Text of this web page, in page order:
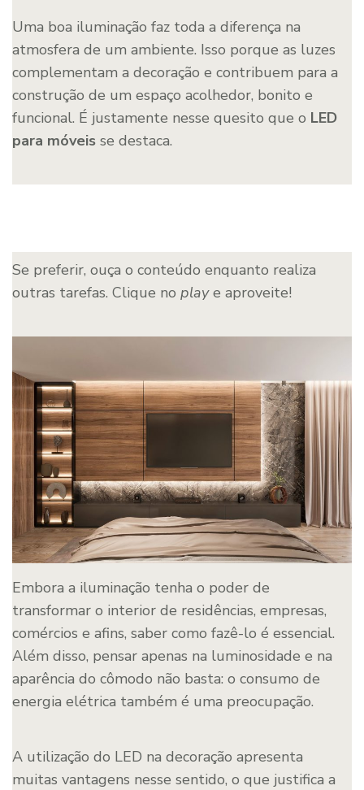
Uma boa iluminação faz toda a diferença na
atmosfera de um ambiente. Isso porque as luzes
complementam a decoração e contribuem para a
construção de um espaço acolhedor, bonito e
funcional. É justamente nesse quesito que o LED
para móveis se destaca.
Se preferir, ouça o conteúdo enquanto realiza
outras tarefas. Clique no playe aproveite!
Embora a iluminação tenha o poder de
transformar o interior de residências, empresas,
comércios e afins, saber como fazê-lo é essencial.
Além disso, pensar apenas na luminosidade e na
aparência do cômodo não basta: o consumo de
energia elétrica também é uma preocupação.
A utilização do LED na decoração apresenta
muitas vantagens nesse sentido, o que justifica a